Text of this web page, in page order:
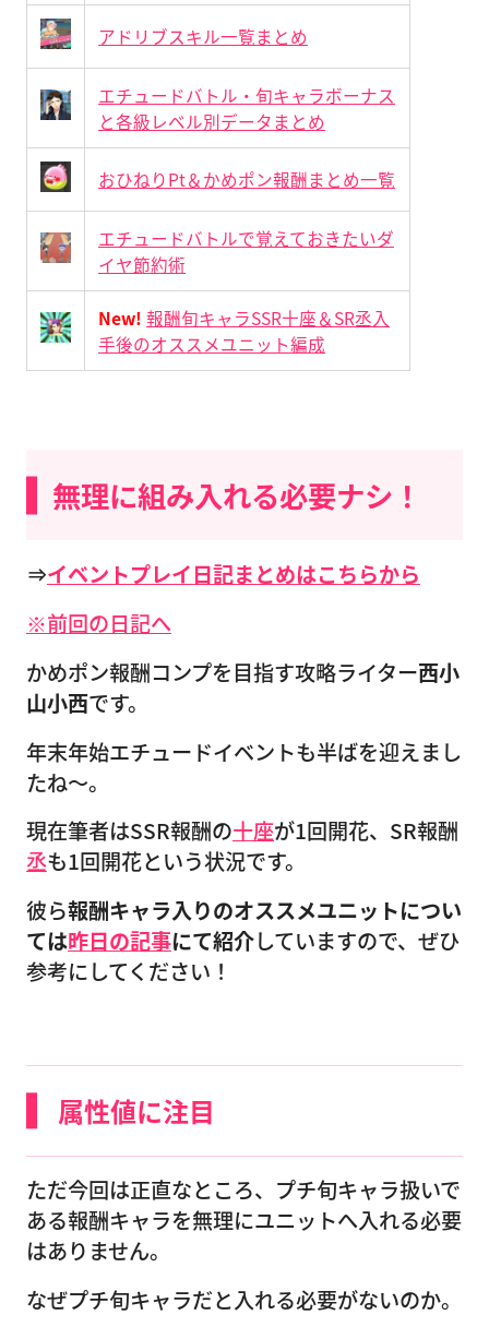
アドリブスキル一覧まとめ
エチュードバトル・旬キャラボーナス
と各級レベル別データまとめ
おひねりPt＆かめポン報酬まとめ一覧
エチュードバトルで覚えておきたいダ
イヤ節約術
New! 報酬旬キャラSSR十座＆SR丞入
手後のオススメユニット編成
無理に組み入れる必要ナシ！
⇒イベントプレイ日記まとめはこちらから
※前回の日記へ
かめポン報酬コンプを目指す攻略ライター西小
山小西です。
年末年始エチュードイベントも半ばを迎えまし
たね〜。
現在筆者はSSR報酬の十座が1回開花、SR報酬
丞も1回開花という状況です。
彼ら報酬キャラ入りのオススメユニットについ
ては昨日の記事にて紹介していますので、ぜひ
参考にしてください！
属性値に注目
ただ今回は正直なところ、プチ旬キャラ扱いで
ある報酬キャラを無理にユニットへ入れる必要
はありません。
なぜプチ旬キャラだと入れる必要がないのか。